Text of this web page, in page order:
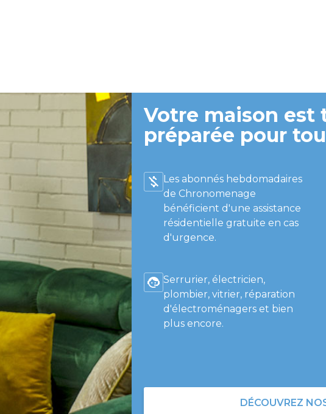
Votre maison est
préparée pour
Les abonnés hebdomadaires
de Chronomenage
bénéficient d'une assistance
résidentielle gratuite en cas
d'urgence.
Serrurier, électricien,
plombier, vitrier, réparation
d'électroménagers et bien
plus encore.
DÉCOUVREZ